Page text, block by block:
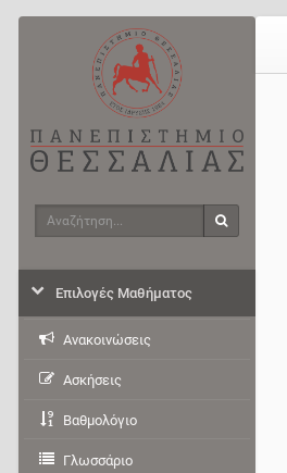
Αναζήτηση
Επιλογές Μαθήματος
Ανακοινώσεις
Ασκήσεις
Βαθμολόγιο
Γλωσσάριο